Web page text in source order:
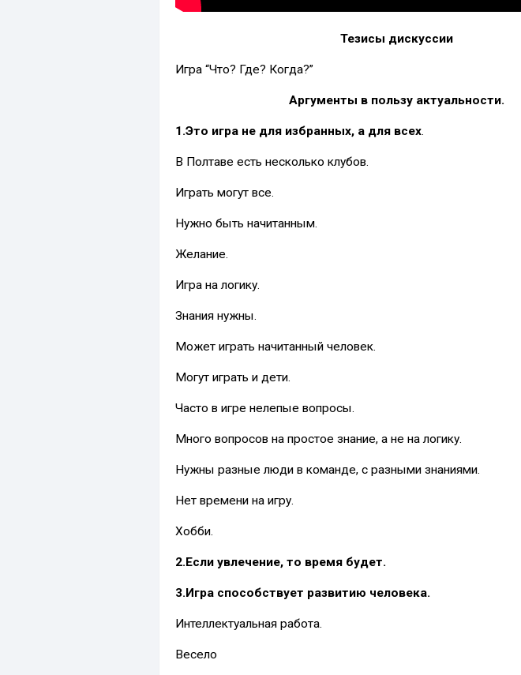
Тезисы дискуссии
Игра “Что? Где? Когда?”
Аргументы в пользу актуальности.
1.Это игра не для избранных, а для всех.
В Полтаве есть несколько клубов.
Играть могут все.
Нужно быть начитанным.
Желание.
Игра на логику.
Знания нужны.
Может играть начитанный человек.
Могут играть и дети.
Часто в игре нелепые вопросы.
Много вопросов на простое знание, а не на логику.
Нужны разные люди в команде, с разными знаниями.
Нет времени на игру.
Хобби.
2.Если увлечение, то время будет.
3.Игра способствует развитию человека.
Интеллектуальная работа.
Весело